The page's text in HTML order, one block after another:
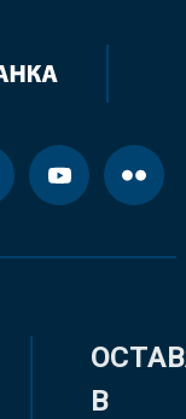
В